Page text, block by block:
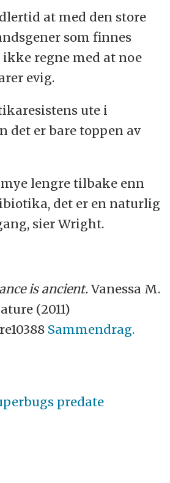
at med den store
som finnes
regne med at noe
evig.
ute i
det er bare toppen av
lengre tilbake enn
det er en naturlig
sier Wright.
is ancient. Vanessa M.
(2011)
Sammendrag.
predate